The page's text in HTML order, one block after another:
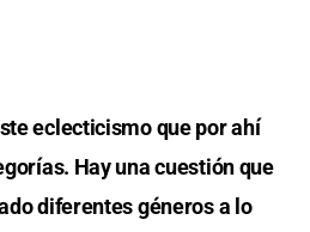
eclecticismo que por ahí
Hay una cuestión que
diferentes géneros a lo